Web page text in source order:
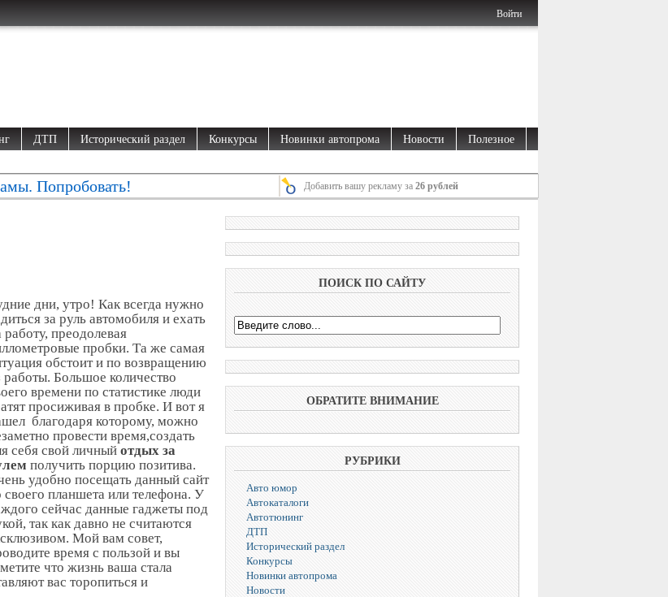
Войти
ДТП Исторический раздел Конкурсы Новинки автопрома Новости Полезное
Попробовать! Добавить вашу рекламу за26 рублей
дни, утро! Как всегда нужно
за руль автомобиля и ехать
работу, преодолевая
пробки. Та же самая
обстоит и по возвращению
работы. Большое количество
времени по статистике люди
просиживая в пробке. И вот я
благодаря которому, можно
провести время,создать
себя свой личный отдых за
получить порцию позитива.
удобно посещать данный сайт
своего планшета или телефона. У
сейчас данные гаджеты под
так как давно не считаются
Мой вам совет,
время с пользой и вы
что жизнь ваша стала
вас торопиться и
ПОИСК ПО САЙТУ
ОБРАТИТЕ ВНИМАНИЕ
РУБРИКИ
Авто юмор
Автокаталоги
Автотюнинг
ДТП
Исторический раздел
Конкурсы
Новинки автопрома
Новости